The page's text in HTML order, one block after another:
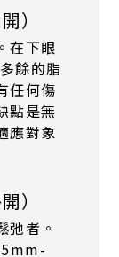
）
在下眼
餘的脂
任何傷
點是無
應對象
）
弛者。